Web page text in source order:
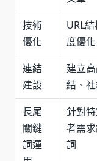
技術
優化
URL
度優
連結
建設
建立
結、
長尾
關鍵
詞運
針對
者需
詞